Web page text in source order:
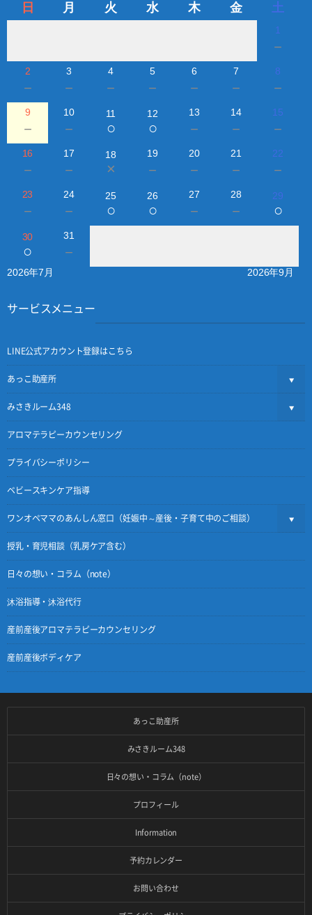
日
月 火 水 木 金 土
1
－
2
－
3
－
4
－
5
－
6
－
7
－
8
－
9
－
10
－
11
○
12
○
13
－
14
－
15
－
16
－
17
－
18
×
19
－
20
－
21
－
22
－
23
－
24
－
25
○
26
○
27
－
28
－
29
○
30
○
31
－
2026年7月 2026年9月
サービスメニュー
LINE公式アカウント登録はこちら
あっこ助産所
みさきルーム348
アロマテラピーカウンセリング
プライバシーポリシー
ベビースキンケア指導
ワンオペママのあんしん窓口（妊娠中～産後・子育て中のご相談）
授乳・育児相談（乳房ケア含む）
日々の想い・コラム（note）
沐浴指導・沐浴代行
産前産後アロマテラピーカウンセリング
産前産後ボディケア
あっこ助産所
みさきルーム348
日々の想い・コラム（note）
プロフィール
Information
予約カレンダー
お問い合わせ